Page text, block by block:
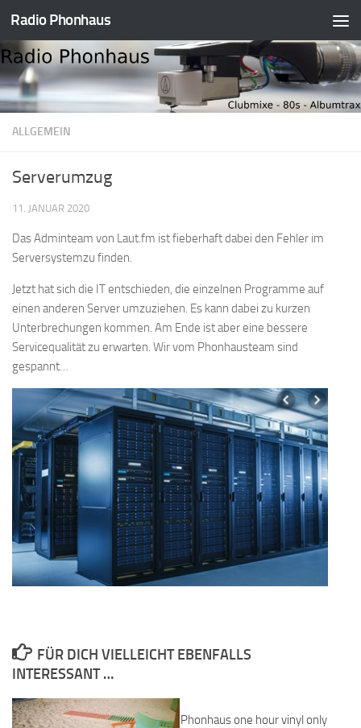
Zum Inhalt springen
Radio Phonhaus
ALLGEMEIN
Serverumzug
11. JANUAR 2020
Das Adminteam von Laut.fm ist fieberhaft dabei den Fehler im
Serversystemzu finden.
Jetzt hat sich die IT entschieden, die einzelnen Programme auf
einen anderen Server umzuziehen. Es kann dabei zu kurzen
Unterbrechungen kommen. Am Ende ist aber eine bessere
Servicequalität zu erwarten. Wir vom Phonhausteam sind
gespannt…
FÜR DICH VIELLEICHT EBENFALLS
INTERESSANT …
Phonhaus one hour vinyl only